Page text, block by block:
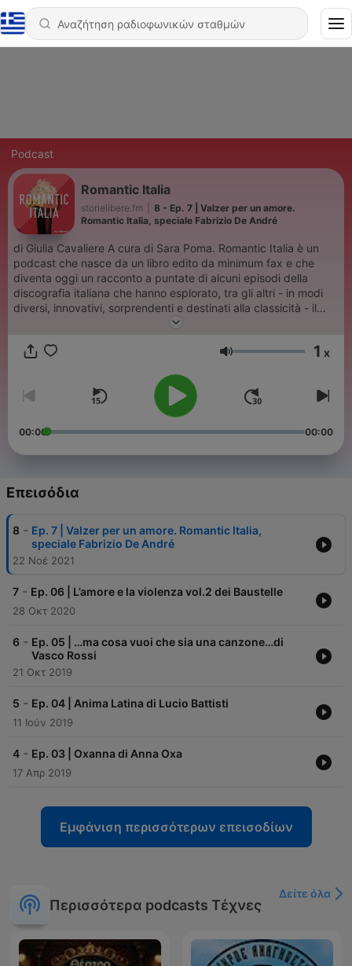
Podcast
Romantic Italia
storielibere.fm
8 - Ep. 7 | Valzer per un amore.
Romantic Italia, speciale Fabrizio De André
di Giulia Cavaliere A cura di Sara Poma. Romantic Italia è un
podcast che nasce da un libro edito da minimum fax e che
diventa oggi un racconto a puntate di alcuni episodi della
discografia italiana che hanno esplorato, tra gli altri - in modi
diversi, innovativi, sorprendenti e destinati alla classicità - il
tema più ampio e indecifrabile di tutti: quello dell’amore. Qui
lontana e vicina. E in ogni caso, comunque, cantiamo d’amore.
Ένταση 1 x
00:00 00:00
Επεισόδια
8 - Ep. 7 | Valzer per un amore. Romantic Italia,
speciale Fabrizio De André
22 Νοέ 2021
7 - Ep. 06 | L’amore e la violenza vol.2 dei Baustelle
28 Οκτ 2020
6 - Ep. 05 | …ma cosa vuoi che sia una canzone…di
Vasco Rossi
21 Οκτ 2019
5 - Ep. 04 | Anima Latina di Lucio Battisti
11 Ιούν 2019
4 - Ep. 03 | Oxanna di Anna Oxa
17 Απρ 2019
Εμφάνιση περισσότερων επεισοδίων
Περισσότερα podcasts Τέχνες
Δείτε όλα